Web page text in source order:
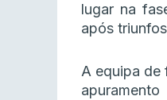
lugar na
após
A equipa de